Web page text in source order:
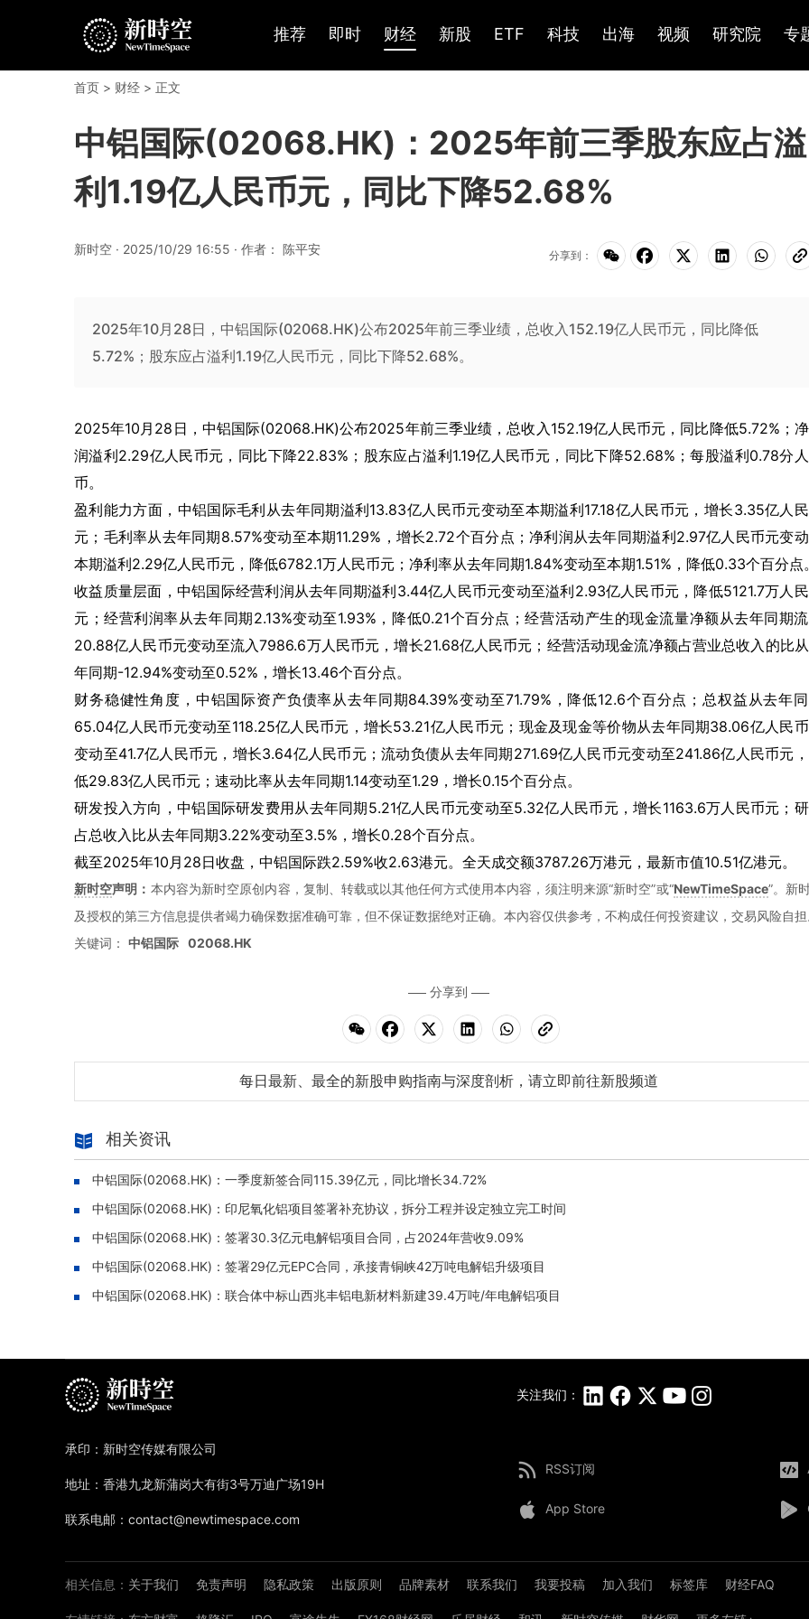
推荐 即时 财经 新股 ETF 科技 出海 视频 研究院 专
首页 > 财经 > 正文
中铝国际(02068.HK)：2025年前三季股东应占溢
利1.19亿人民币元，同比下降52.68%
新时空 · 2025/10/29 16:55 · 作者： 陈平安 分享到：
2025年10月28日，中铝国际(02068.HK)公布2025年前三季业绩，总收入152.19亿人民币元，同比降低
5.72%；股东应占溢利1.19亿人民币元，同比下降52.68%。
2025年10月28日，中铝国际(02068.HK)公布2025年前三季业绩，总收入152.19亿人民币元，同比降低5.72%；
润溢利2.29亿人民币元，同比下降22.83%；股东应占溢利1.19亿人民币元，同比下降52.68%；每股溢利0.78分
币。
盈利能力方面，中铝国际毛利从去年同期溢利13.83亿人民币元变动至本期溢利17.18亿人民币元，增长3.35亿人
元；毛利率从去年同期8.57%变动至本期11.29%，增长2.72个百分点；净利润从去年同期溢利2.97亿人民币元变
本期溢利2.29亿人民币元，降低6782.1万人民币元；净利率从去年同期1.84%变动至本期1.51%，降低0.33个百分点
收益质量层面，中铝国际经营利润从去年同期溢利3.44亿人民币元变动至溢利2.93亿人民币元，降低5121.7万人
元；经营利润率从去年同期2.13%变动至1.93%，降低0.21个百分点；经营活动产生的现金流量净额从去年同期
20.88亿人民币元变动至流入7986.6万人民币元，增长21.68亿人民币元；经营活动现金流净额占营业总收入的比
年同期-12.94%变动至0.52%，增长13.46个百分点。
财务稳健性角度，中铝国际资产负债率从去年同期84.39%变动至71.79%，降低12.6个百分点；总权益从去年
65.04亿人民币元变动至118.25亿人民币元，增长53.21亿人民币元；现金及现金等价物从去年同期38.06亿人民
变动至41.7亿人民币元，增长3.64亿人民币元；流动负债从去年同期271.69亿人民币元变动至241.86亿人民币元
低29.83亿人民币元；速动比率从去年同期1.14变动至1.29，增长0.15个百分点。
研发投入方向，中铝国际研发费用从去年同期5.21亿人民币元变动至5.32亿人民币元，增长1163.6万人民币元；
占总收入比从去年同期3.22%变动至3.5%，增长0.28个百分点。
截至2025年10月28日收盘，中铝国际跌2.59%收2.63港元。全天成交额3787.26万港元，最新市值10.51亿港元。
新时空声明： 本内容为新时空原创内容，复制、转载或以其他任何方式使用本内容，须注明来源“新时空”或“NewTimeSpace”。新
及授权的第三方信息提供者竭力确保数据准确可靠，但不保证数据绝对正确。本內容仅供参考，不构成任何投资建议，交易风险自
关键词： 中铝国际 02068.HK
分享到
每日最新、最全的新股申购指南与深度剖析，请立即前往新股频道
相关资讯
中铝国际(02068.HK)：一季度新签合同115.39亿元，同比增长34.72%
中铝国际(02068.HK)：印尼氧化铝项目签署补充协议，拆分工程并设定独立完工时间
中铝国际(02068.HK)：签署30.3亿元电解铝项目合同，占2024年营收9.09%
中铝国际(02068.HK)：签署29亿元EPC合同，承接青铜峡42万吨电解铝升级项目
中铝国际(02068.HK)：联合体中标山西兆丰铝电新材料新建39.4万吨/年电解铝项目
关注我们：
RSS订阅
App Store
相关信息： 关于我们 免责声明 隐私政策 出版原则 品牌素材 联系我们 我要投稿 加入我们 标签库 财经FAQ
承印：新时空传媒有限公司
地址：香港九龙新蒲岗大有街3号万迪广场19H
联系电邮：contact@newtimespace.com